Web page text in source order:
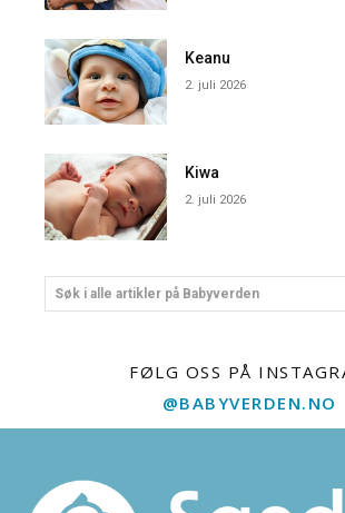
Keanu
2. juli 2026
Kiwa
2. juli 2026
Søk i alle artikler på Babyverden
FØLG OSS PÅ
@BABYVERDEN.NO